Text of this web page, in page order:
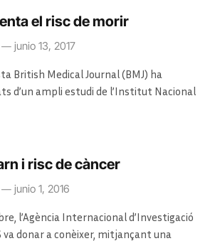
el risc de morir
junio 13, 2017
British Medical Journal (BMJ) ha
d’un ampli estudi de l’Institut Nacional
i risc de càncer
junio 1, 2016
l’Agència Internacional d’Investigació
va donar a conèixer, mitjançant una